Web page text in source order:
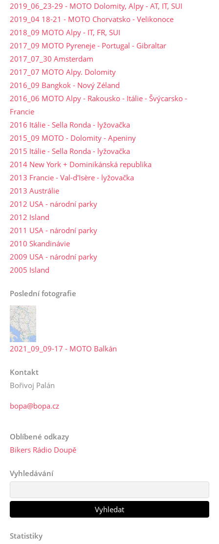
2019_06_23-29 - MOTO Dolomity, Alpy - AT, IT, SUI
2019_04 18-21 - MOTO Chorvatsko - Velikonoce
2018_09 MOTO Alpy - IT, FR, SUI
2017_09 MOTO Pyreneje - Portugal - Gibraltar
2017_07_30 Amsterdam
2017_07 MOTO Alpy. Dolomity
2016_09 Bangkok - Nový Zéland
2016_06 MOTO Alpy - Rakousko - Itálie - Švýcarsko -
Francie
2016 Itálie - Sella Ronda - lyžovačka
2015_09 MOTO - Dolomity - Apeniny
2015 Itálie - Sella Ronda - lyžovačka
2014 New York + Dominikánská republika
2013 Francie - Val-d'Isère - lyžovačka
2013 Austrálie
2012 USA - národní parky
2012 Island
2011 USA - národní parky
2010 Skandinávie
2009 USA - národní parky
2005 Island
Poslední fotografie
2021_09_09-17 - MOTO Balkán
Kontakt
Bořivoj Palán
bopa@bopa.cz
Oblíbené odkazy
Bikers Rádio Doupě
Vyhledávání
Statistiky